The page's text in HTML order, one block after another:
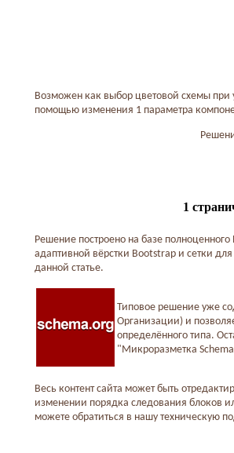
Возможен как выбор цветовой схемы при
помощью изменения 1 параметра
1
Решение построено на базе
адаптивной вёрстки Bootstrap и сетки
данной статье.
Типовое решение уже
Организации) и
определённого типа.
"Микроразметка
Весь контент сайта может быть
изменении порядка следования блоков
можете обратиться в нашу техническую